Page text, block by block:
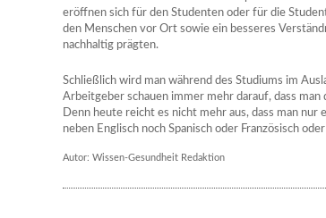
eröffnen sich für den Studenten oder für die
den Menschen vor Ort sowie ein besseres
nachhaltig prägten.
Schließlich wird man während des Studiums im
Arbeitgeber schauen immer mehr darauf, dass
Denn heute reicht es nicht mehr aus, dass man
neben Englisch noch Spanisch oder Französisch
Autor: Wissen-Gesundheit Redaktion